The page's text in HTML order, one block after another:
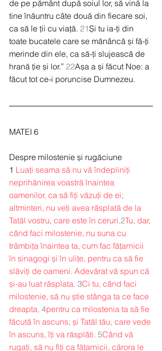
de pe pământ după soiul lor, să vină la
tine înăuntru câte două din fiecare soi,
ca să le ții cu viață. 21Și tu ia-ți din
toate bucatele care se mănâncă și fă-ți
merinde din ele, ca să-ți slujească de
hrană ție și lor.” 22Așa a și făcut Noe: a
făcut tot ce-i poruncise Dumnezeu.
MATEI 6
Despre milostenie și rugăciune
1 Luați seama să nu vă îndepliniți
neprihănirea voastră înaintea
oamenilor, ca să fiți văzuți de ei;
altminteri, nu veți avea răsplată de la
Tatăl vostru, care este în ceruri.2Tu, dar,
când faci milostenie, nu suna cu
trâmbița înaintea ta, cum fac fățarnicii
în sinagogi și în ulițe, pentru ca să fie
slăviți de oameni. Adevărat vă spun că
și-au luat răsplata. 3Ci tu, când faci
milostenie, să nu știe stânga ta ce face
dreapta, 4pentru ca milostenia ta să fie
făcută în ascuns; și Tatăl tău, care vede
în ascuns, îți va răsplăti. 5Când vă
rugați, să nu fiți ca fățarnicii, cărora le